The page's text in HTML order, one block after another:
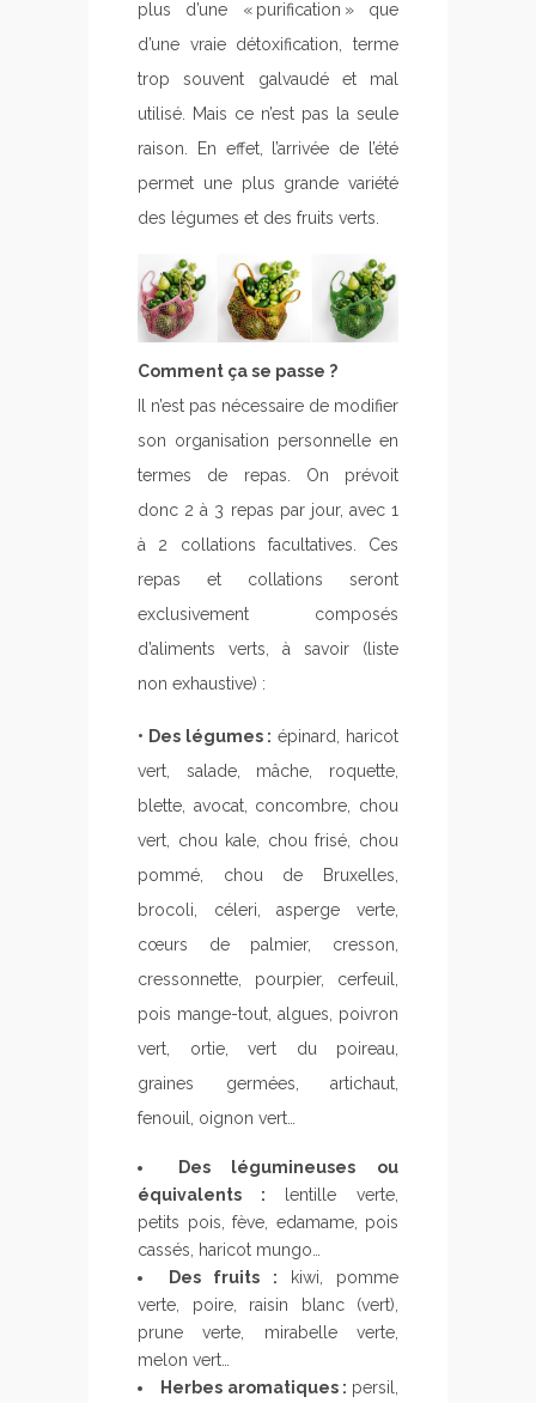
plus d’une « purification » que
d’une vraie détoxification, terme
trop souvent galvaudé et mal
utilisé. Mais ce n’est pas la seule
raison. En effet, l’arrivée de l’été
permet une plus grande variété
des légumes et des fruits verts.
Comment ça se passe ?
Il n’est pas nécessaire de modifier
son organisation personnelle en
termes de repas. On prévoit
donc 2 à 3 repas par jour, avec 1
à 2 collations facultatives. Ces
repas et collations seront
exclusivement composés
d’aliments verts, à savoir (liste
non exhaustive) :
• Des légumes : épinard, haricot
vert, salade, mâche, roquette,
blette, avocat, concombre, chou
vert, chou kale, chou frisé, chou
pommé, chou de Bruxelles,
brocoli, céleri, asperge verte,
cœurs de palmier, cresson,
cressonnette, pourpier, cerfeuil,
pois mange-tout, algues, poivron
vert, ortie, vert du poireau,
graines germées, artichaut,
fenouil, oignon vert…
Des légumineuses ou
équivalents : lentille verte,
petits pois, fève, edamame, pois
cassés, haricot mungo…
Des fruits : kiwi, pomme
verte, poire, raisin blanc (vert),
prune verte, mirabelle verte,
melon vert…
Herbes aromatiques : persil,